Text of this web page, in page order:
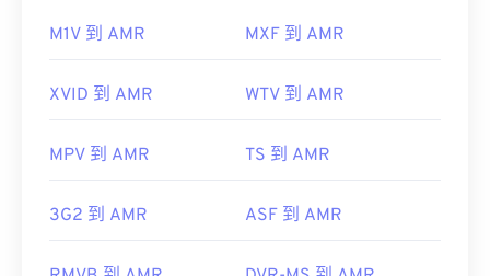
M1V 到 AMR MXF 到 AMR
XVID 到 AMR WTV 到 AMR
MPV 到 AMR TS 到 AMR
3G2 到 AMR ASF 到 AMR